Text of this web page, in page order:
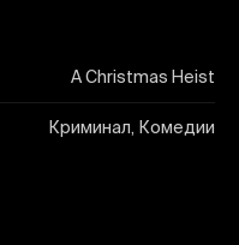
A Christmas Heist
Криминал, Комедии